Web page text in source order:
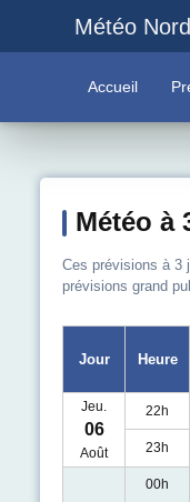
Météo
Accueil
Météo à
Ces prévisions à 3
prévisions grand
Jour Heure
Jeu.
06
Août
22h
23h
00h